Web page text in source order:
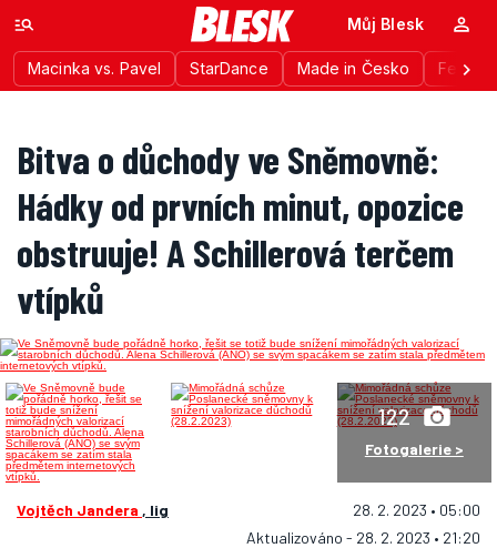
Macinka vs. Pavel StarDance Made in Česko
Můj Blesk
Bitva o důchody ve Sněmovně:
Hádky od prvních minut, opozice
obstruuje! A Schillerová terčem
vtípků
122
Fotogalerie >
Vojtěch Jandera , lig
28. 2. 2023 • 05:00
Aktualizováno - 28. 2. 2023 • 21:20